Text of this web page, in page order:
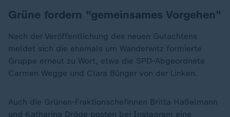
Grüne fordern "gemeinsames Vorgehen"
Nach der Veröffentlichung des neuen Gutachtens
meldet sich die ehemals um Wanderwitz formierte
Gruppe erneut zu Wort, etwa die SPD-Abgeordnete
Carmen Wegge und Clara Bünger von der Linken.
Auch die Grünen-Fraktionschefinnen Britta Haßelmann
und Katharina Dröge posten bei Instagram eine